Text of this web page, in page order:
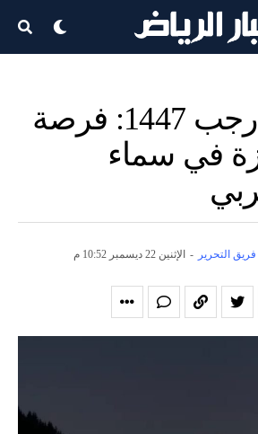
رؤية هلال رجب 1447: فرصة
في سماء
فريق التحرير - الإثنين 22 ديسمبر 10:52 م